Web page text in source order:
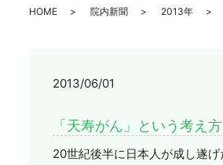
HOME 院内新聞 2013年
2013/06/01
「天寿がん」という考え方
20世紀後半に日本人が成し遂げ